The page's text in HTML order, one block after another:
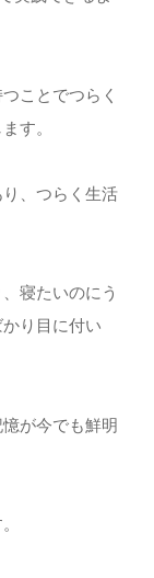
ことでつらく
す。
、つらく生活
寝たいのにう
り目に付い
が今でも鮮明